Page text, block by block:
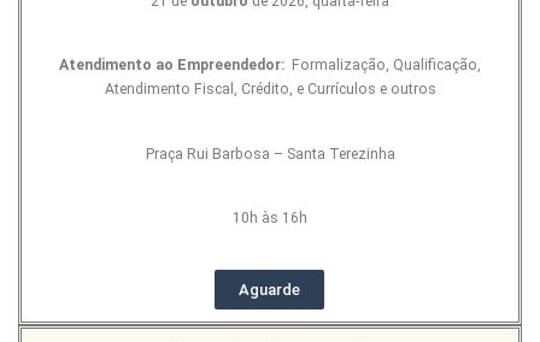
Atendimento ao Empreendedor: Formalização, Qualificação,
Atendimento Fiscal, Crédito, e Currículos e outros
Praça Rui Barbosa – Santa Terezinha
10h às 16h
Aguarde